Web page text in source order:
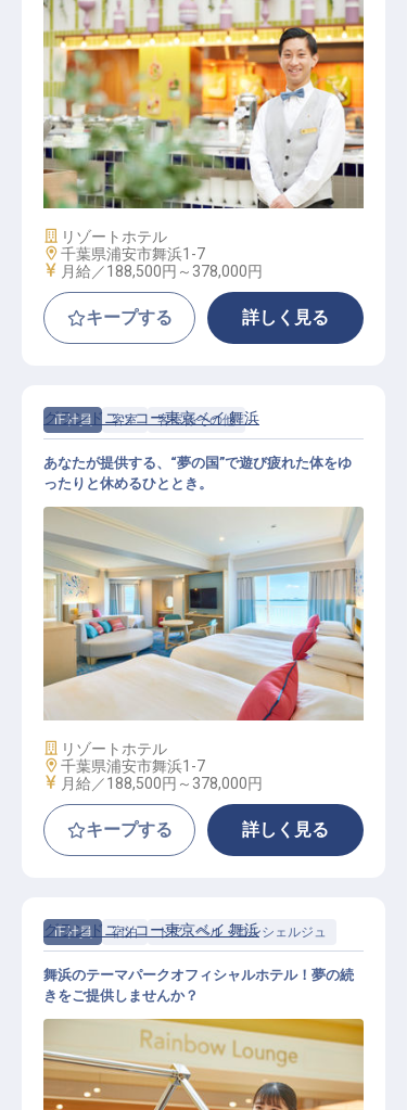
料飲サービス（オークラグループ／
公休月9日以上／賞与年2回）
施設業態
リゾートホテル
勤務地
千葉県浦安市舞浜1-7
給与
月給／188,500円～ 378,000円
キープする 詳しく見る
正社員 客室 客室係その他
客室係（オークラグループ／公休月
9日以上／賞与年2回）
グランドニッコー東京ベイ 舞浜
あなたが提供する、“夢の国”で遊び疲れた体をゆ
ったりと休めるひととき。
施設業態
リゾートホテル
勤務地
千葉県浦安市舞浜1-7
給与
月給／188,500円～ 378,000円
キープする 詳しく見る
正社員 宿泊 ドア・ベル・コンシェルジュ
グランドニッコー東京ベイ 舞浜
舞浜のテーマパークオフィシャルホテル！夢の続
きをご提供しませんか？